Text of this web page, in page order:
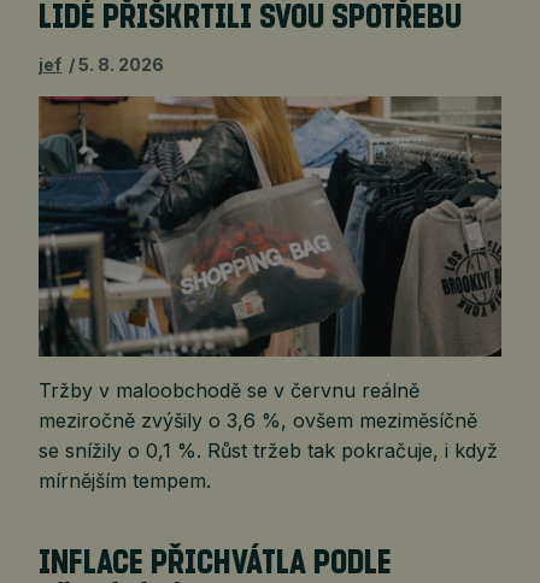
LIDÉ PŘIŠKRTILI SVOU SPOTŘEBU
jef 5. 8. 2026
Tržby v maloobchodě se v červnu reálně
meziročně zvýšily o 3,6 %, ovšem meziměsíčně
se snížily o 0,1 %. Růst tržeb tak pokračuje, i když
mírnějším tempem.
INFLACE PŘICHVÁTLA PODLE